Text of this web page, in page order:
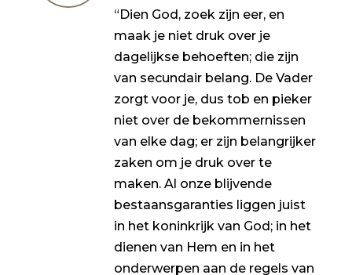
“Dien God, zoek zijn eer, en
maak je niet druk over je
dagelijkse behoeften; die zijn
van secundair belang. De Vader
zorgt voor je, dus tob en pieker
niet over de bekommernissen
van elke dag; er zijn belangrijker
zaken om je druk over te
maken. Al onze blijvende
bestaansgaranties liggen juist
in het koninkrijk van God; in het
dienen van Hem en in het
onderwerpen aan de regels van